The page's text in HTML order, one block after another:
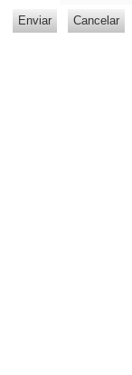
Enviar Cancelar